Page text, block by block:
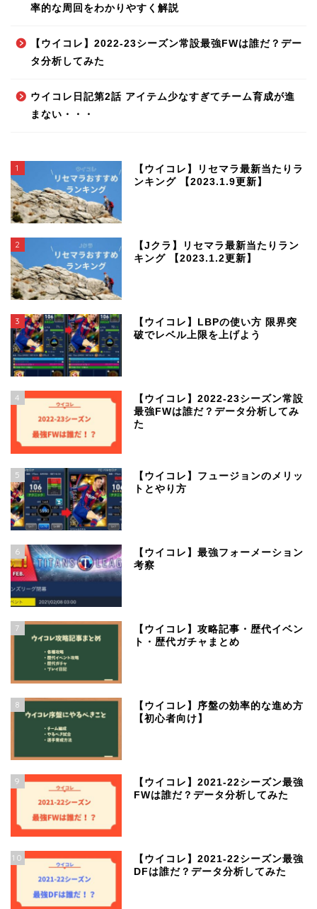
率的な周回をわかりやすく解説
【ウイコレ】2022-23シーズン常設最強FWは誰だ？デー
タ分析してみた
ウイコレ日記第2話 アイテム少なすぎてチーム育成が進
まない・・・
1
【ウイコレ】リセマラ最新当たりラ
ンキング 【2023.1.9更新】
2
【Jクラ】リセマラ最新当たりラン
キング 【2023.1.2更新】
3
【ウイコレ】LBPの使い方 限界突
破でレベル上限を上げよう
4
【ウイコレ】2022-23シーズン常設
最強FWは誰だ？データ分析してみ
た
5
【ウイコレ】フュージョンのメリッ
トとやり方
6
【ウイコレ】最強フォーメーション
考察
7
【ウイコレ】攻略記事・歴代イベン
ト・歴代ガチャまとめ
8
【ウイコレ】序盤の効率的な進め方
【初心者向け】
9
【ウイコレ】2021-22シーズン最強
FWは誰だ？データ分析してみた
10
【ウイコレ】2021-22シーズン最強
DFは誰だ？データ分析してみた